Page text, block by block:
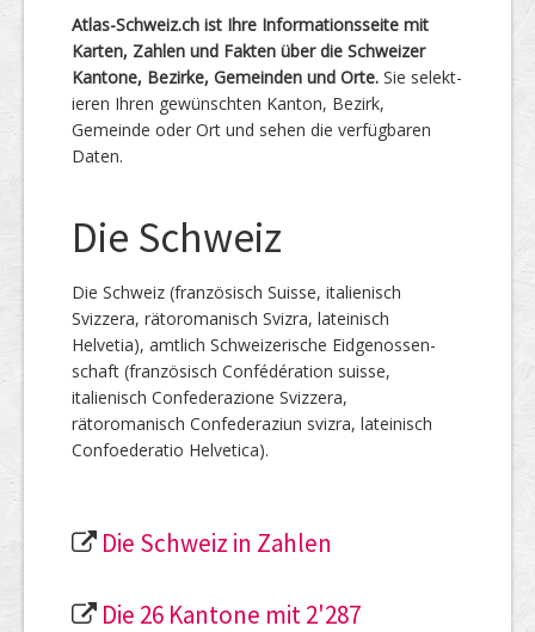
Atlas-Schweiz.ch ist Ihre Infor­mations­seite mit
Karten, Zahlen und Fakten über die Schweizer
Kantone, Bezirke, Gemeinden und Orte. Sie selekt­
ieren Ihren ge­wünsch­ten Kanton, Bezirk,
Gemeinde oder Ort und sehen die ver­fügbaren
Daten.
Die Schweiz
Die Schweiz (französisch Suisse, italienisch
Svizzera, rätoromanisch Svizra, lateinisch
Helvetia), amtlich Schweizerische Eidgenossen­
schaft (französisch Confédération suisse,
italienisch Confederazione Svizzera,
rätoromanisch Confederaziun svizra, lateinisch
Confoederatio Helvetica).
Die Schweiz in Zahlen
Die 26 Kantone mit 2'287